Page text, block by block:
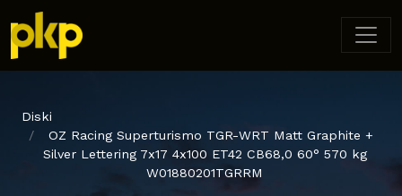
Diski
OZ Racing Superturismo TGR-WRT Matt Graphite +
Silver Lettering 7x17 4x100 ET42 CB68,0 60° 570 kg
W01880201TGRRM